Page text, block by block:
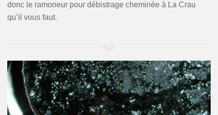
donc le ramoneur pour débistrage cheminée à La Crau
qu’il vous faut.